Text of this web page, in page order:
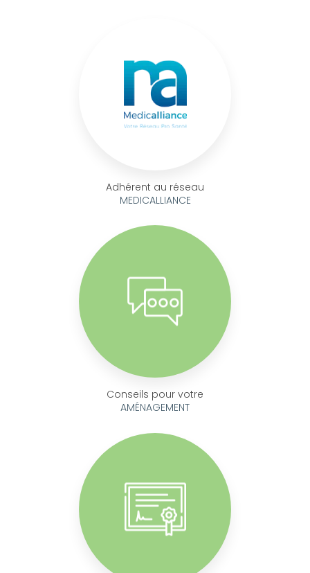
Adhérent au réseau
MEDICALLIANCE
Conseils pour votre
AMÉNAGEMENT